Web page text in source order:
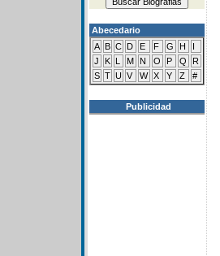
Abecedario
A B C D E F G H
I
J
K L M N O P Q
R
S T U V W X Y Z #
Publicidad